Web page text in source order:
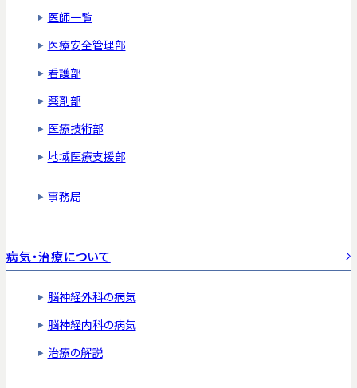
医師一覧
医療安全管理部
看護部
薬剤部
医療技術部
地域医療支援部
事務局
病気・治療について
脳神経外科の病気
脳神経内科の病気
治療の解説